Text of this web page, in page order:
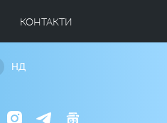
КОНТАКТИ
НД